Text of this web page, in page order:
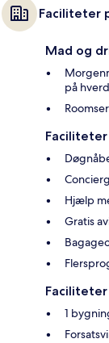
Faciliteter
Mad og
på
Hjælp
Gratis
Faciliteter
1